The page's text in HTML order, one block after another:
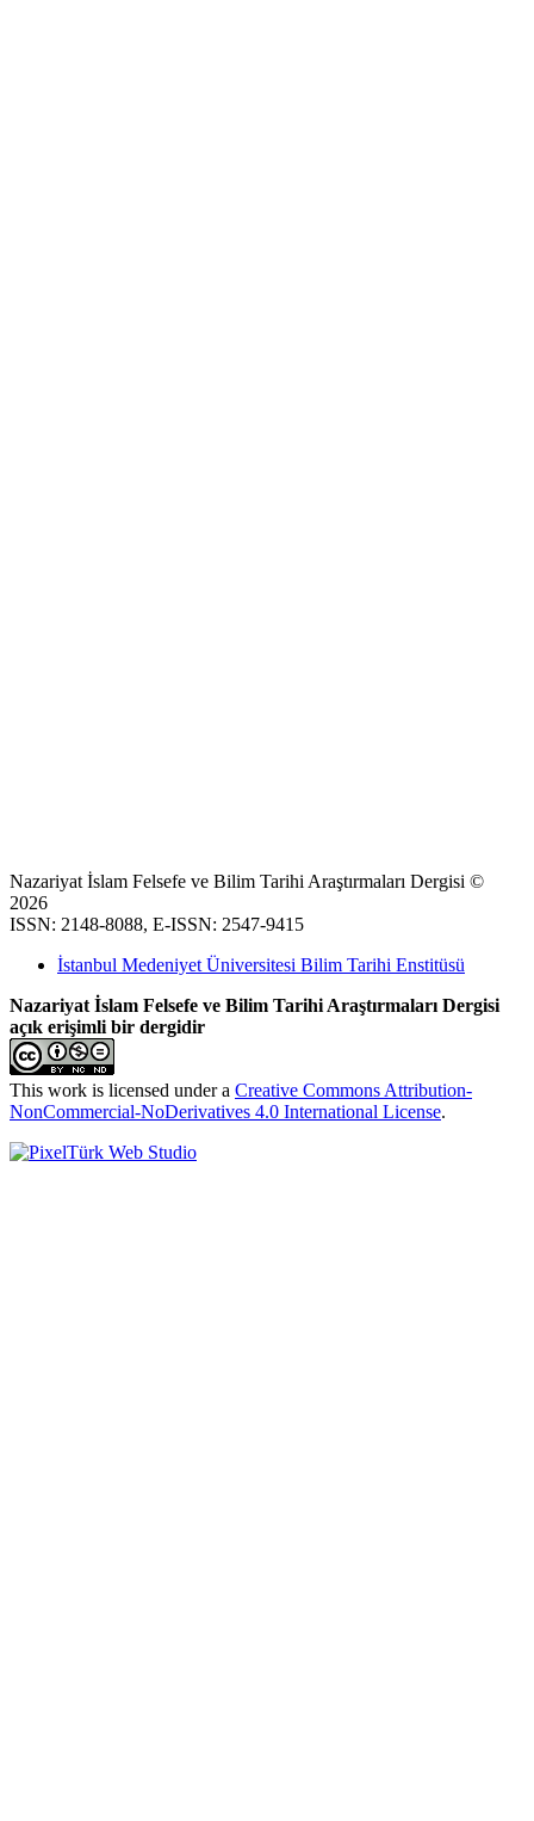
Nazariyat İslam Felsefe ve Bilim Tarihi Araştırmaları Dergisi ©
2026
ISSN: 2148-8088, E-ISSN: 2547-9415
İstanbul Medeniyet Üniversitesi Bilim Tarihi Enstitüsü
Nazariyat İslam Felsefe ve Bilim Tarihi Araştırmaları Dergisi
açık erişimli bir dergidir
This work is licensed under a Creative Commons Attribution-
NonCommercial-NoDerivatives 4.0 International License.